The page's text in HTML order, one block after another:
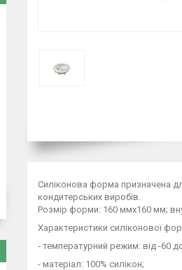
Силіконова форма призначена
кондитерських виробів.
Розмір форми: 160 ммх160 мм;
Характеристики силіконової
- температурний режим: від -60
- матеріал: 100% силікон;